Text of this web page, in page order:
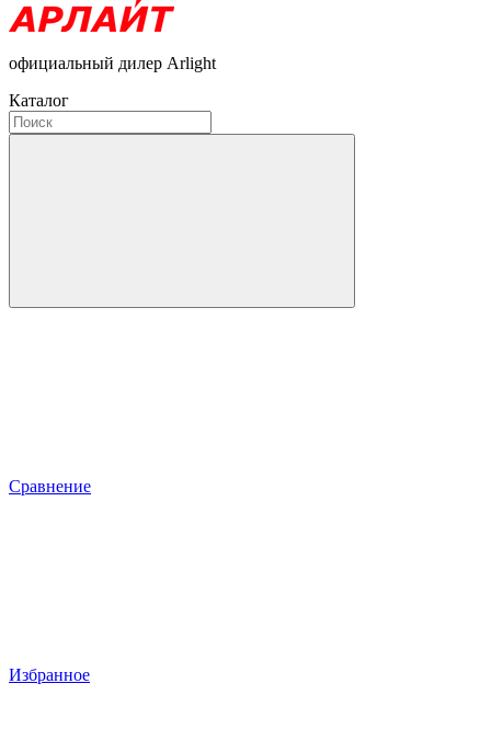
официальный дилер Arlight
Каталог
Сравнение
Избранное